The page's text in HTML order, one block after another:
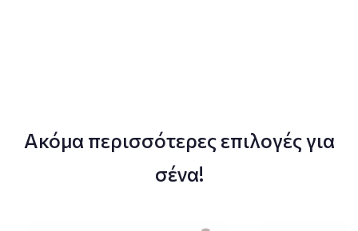
Ακόμα περισσότερες επιλογές για
σένα!